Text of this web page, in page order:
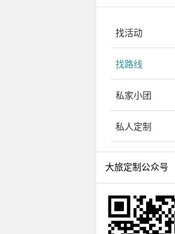
找活动
找路线
私家小团
私人定制
大旅定制公众号